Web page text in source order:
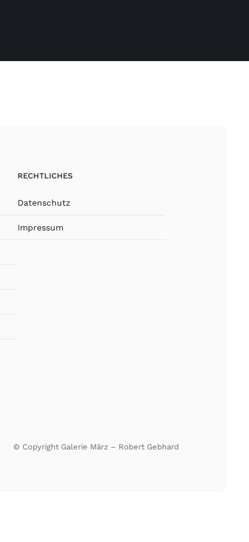
RECHTLICHES
Datenschutz
Impressum
© Copyright Galerie März – Robert Gebhard